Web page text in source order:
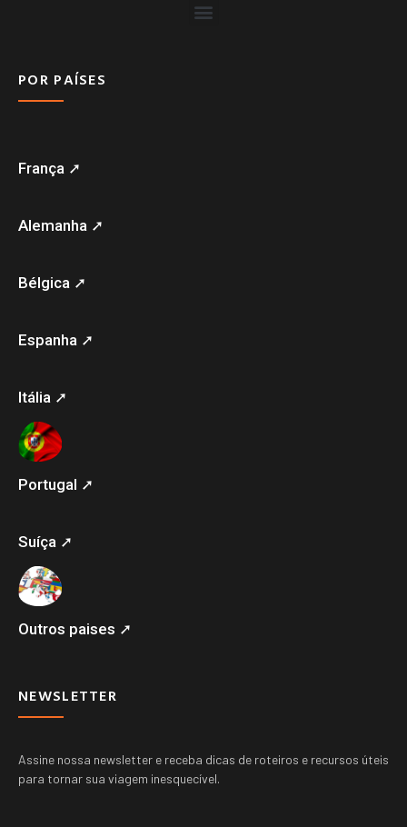
POR PAÍSES
França ➚
Alemanha ➚
Bélgica ➚
Espanha ➚
Itália ➚
Portugal ➚
Suíça ➚
Outros paises ➚
NEWSLETTER
Assine nossa newsletter e receba dicas de roteiros e recursos úteis
para tornar sua viagem inesquecível.